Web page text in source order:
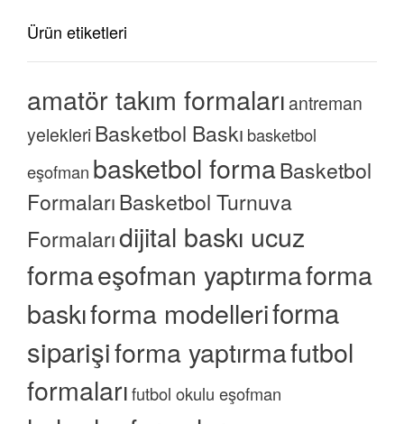
Ürün etiketleri
amatör takım formaları antreman
yelekleriBasketbol Baskı basketbol
eşofman basketbol formaBasketbol
FormalarıBasketbol Turnuva
Formalarıdijital baskı ucuz
formaeşofman yaptırmaforma
baskıforma modelleriforma
siparişiforma yaptırmafutbol
formalarıfutbol okulu eşofman